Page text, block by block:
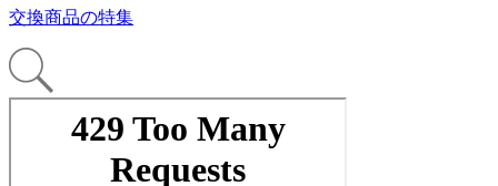
交換商品の特集